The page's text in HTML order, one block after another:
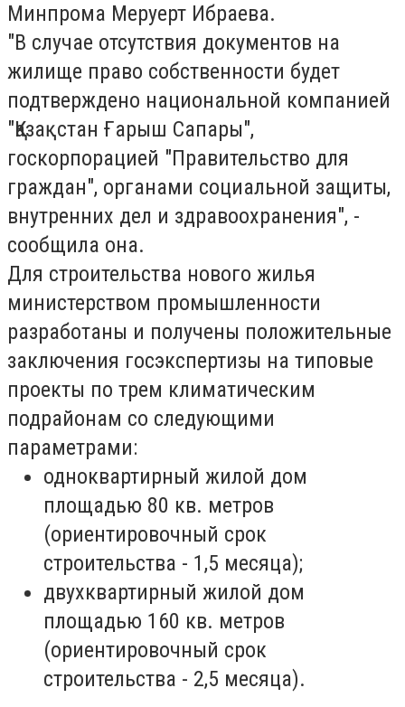
Минпрома Меруерт Ибраева.
"В случае отсутствия документов на
жилище право собственности будет
подтверждено национальной компанией
"Қазақстан Ғарыш Сапары",
госкорпорацией "Правительство для
граждан", органами социальной защиты,
внутренних дел и здравоохранения", -
сообщила она.
Для строительства нового жилья
министерством промышленности
разработаны и получены положительные
заключения госэкспертизы на типовые
проекты по трем климатическим
подрайонам со следующими
параметрами:
одноквартирный жилой дом
площадью 80 кв. метров
(ориентировочный срок
строительства - 1,5 месяца);
двухквартирный жилой дом
площадью 160 кв. метров
(ориентировочный срок
строительства - 2,5 месяца).